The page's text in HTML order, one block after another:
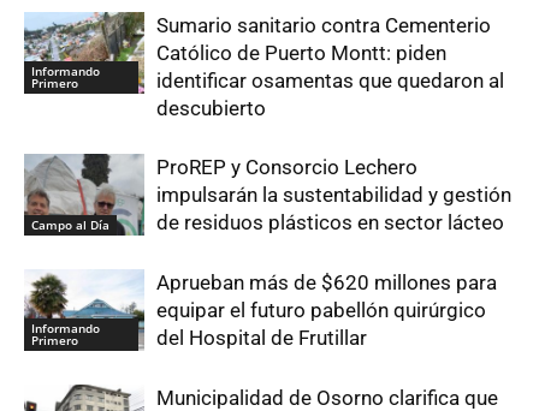
Informando
Primero
Sumario sanitario contra Cementerio
Católico de Puerto Montt: piden
identificar osamentas que quedaron al
descubierto
Campo al Día
ProREP y Consorcio Lechero
impulsarán la sustentabilidad y gestión
de residuos plásticos en sector lácteo
Informando
Primero
Aprueban más de $620 millones para
equipar el futuro pabellón quirúrgico
del Hospital de Frutillar
Municipalidad de Osorno clarifica que